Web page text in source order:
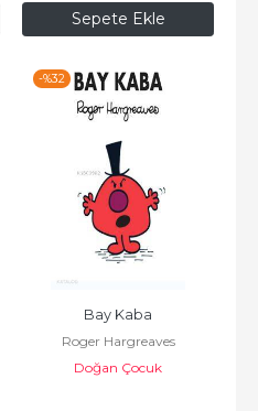
Sepete Ekle
-%32
Bay Kaba
Roger Hargreaves
Doğan Çocuk